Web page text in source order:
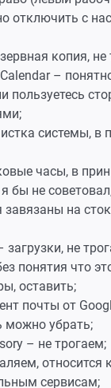
отключить с
копия, не
–
пользуетесь
системы, в
часы, в
бы не
завязаны на
загрузки, не
понятия что
оставить;
почты от
можно убрать;
– не трогаем;
относится
сервисам;